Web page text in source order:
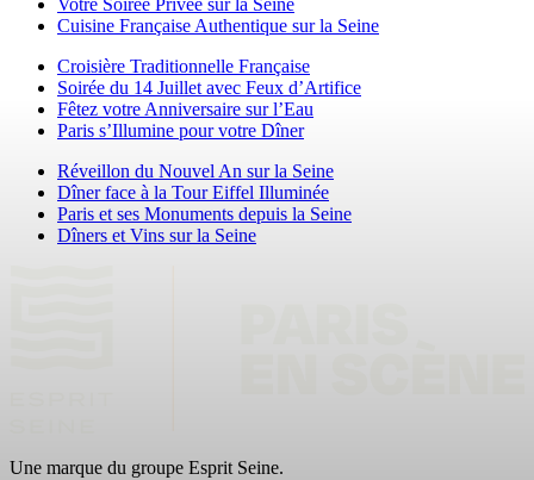
Votre Soirée Privée sur la Seine
Cuisine Française Authentique sur la Seine
Croisière Traditionnelle Française
Soirée du 14 Juillet avec Feux d’Artifice
Fêtez votre Anniversaire sur l’Eau
Paris s’Illumine pour votre Dîner
Réveillon du Nouvel An sur la Seine
Dîner face à la Tour Eiffel Illuminée
Paris et ses Monuments depuis la Seine
Dîners et Vins sur la Seine
Une marque du groupe Esprit Seine.